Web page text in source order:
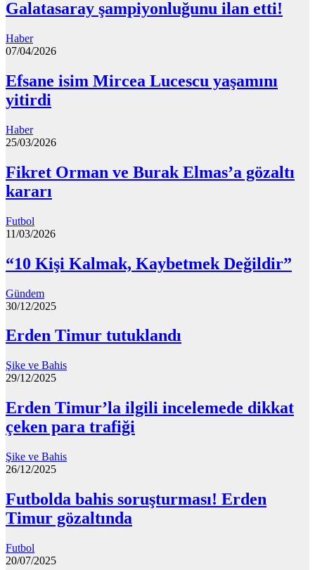
Galatasaray şampiyonluğunu ilan etti!
Haber
07/04/2026
Efsane isim Mircea Lucescu yaşamını
yitirdi
Haber
25/03/2026
Fikret Orman ve Burak Elmas’a gözaltı
kararı
Futbol
11/03/2026
“10 Kişi Kalmak, Kaybetmek Değildir”
Gündem
30/12/2025
Erden Timur tutuklandı
Şike ve Bahis
29/12/2025
Erden Timur’la ilgili incelemede dikkat
çeken para trafiği
Şike ve Bahis
26/12/2025
Futbolda bahis soruşturması! Erden
Timur gözaltında
Futbol
20/07/2025